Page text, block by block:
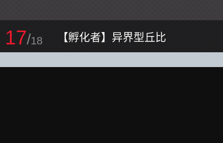
17/18 【孵化者】异界型丘比